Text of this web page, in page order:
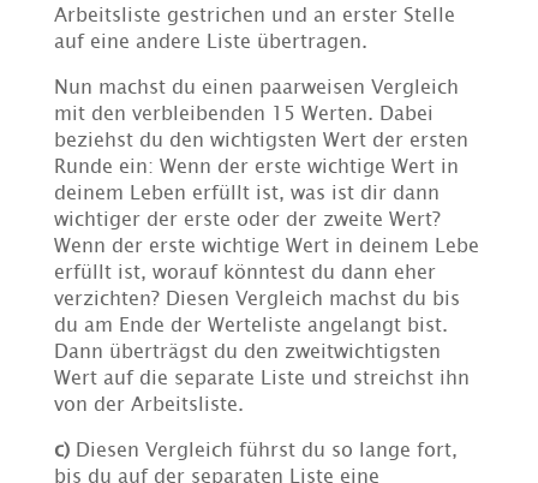
Arbeitsliste gestrichen und an erster Stelle
auf eine andere Liste übertragen.
Nun machst du einen paarweisen Vergleich
mit den verbleibenden 15 Werten. Dabei
beziehst du den wichtigsten Wert der ersten
Runde ein: Wenn der erste wichtige Wert in
deinem Leben erfüllt ist, was ist dir dann
wichtiger der erste oder der zweite Wert?
Wenn der erste wichtige Wert in deinem Lebe
erfüllt ist, worauf könntest du dann eher
verzichten? Diesen Vergleich machst du bis
du am Ende der Werteliste angelangt bist.
Dann überträgst du den zweitwichtigsten
Wert auf die separate Liste und streichst ihn
von der Arbeitsliste.
c)Diesen Vergleich führst du so lange fort,
bis du auf der separaten Liste eine